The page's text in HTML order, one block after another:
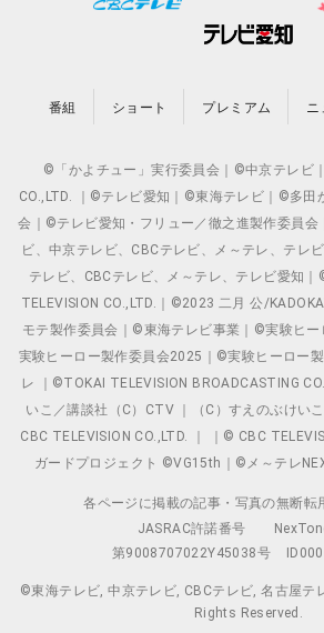
番組 ショート プレミアム ニ
©「かよチュー」実行委員会｜©中京テレビ
CO.,LTD. ｜©テレビ愛知｜©東海テレビ｜©多田
会｜©テレビ愛知・フリュー／徹之進製作委員
ビ、中京テレビ、CBCテレビ、メ～テレ、テレ
テレビ、CBCテレビ、メ～テレ、テレビ愛知
TELEVISION CO.,LTD.｜©2023 二月 公/
モテ製作委員会｜©東海テレビ事業｜©実験ヒ
実験ヒーロー製作委員会2025｜©実験ヒーロー
レ ｜©TOKAI TELEVISION BROADCASTING
いこ／講談社（C）CTV ｜（C）すえのぶけい
CBC TELEVISION CO.,LTD. ｜ ｜© CBC
ガードプロジェクト ©VG15th｜©メ～テレ
各ページに掲載の記事・写真の無断転
JASRAC許諾番号
第9008707022Y45038号
©東海テレビ, 中京テレビ, CBCテレビ, 名古屋テ
Rights Reserved.